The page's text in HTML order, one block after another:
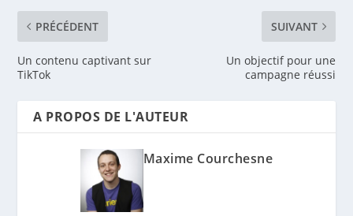
PRÉCÉDENT
Un contenu captivant sur
TikTok
SUIVANT
Un objectif pour une
campagne réussi
A PROPOS DE L'AUTEUR
Maxime Courchesne